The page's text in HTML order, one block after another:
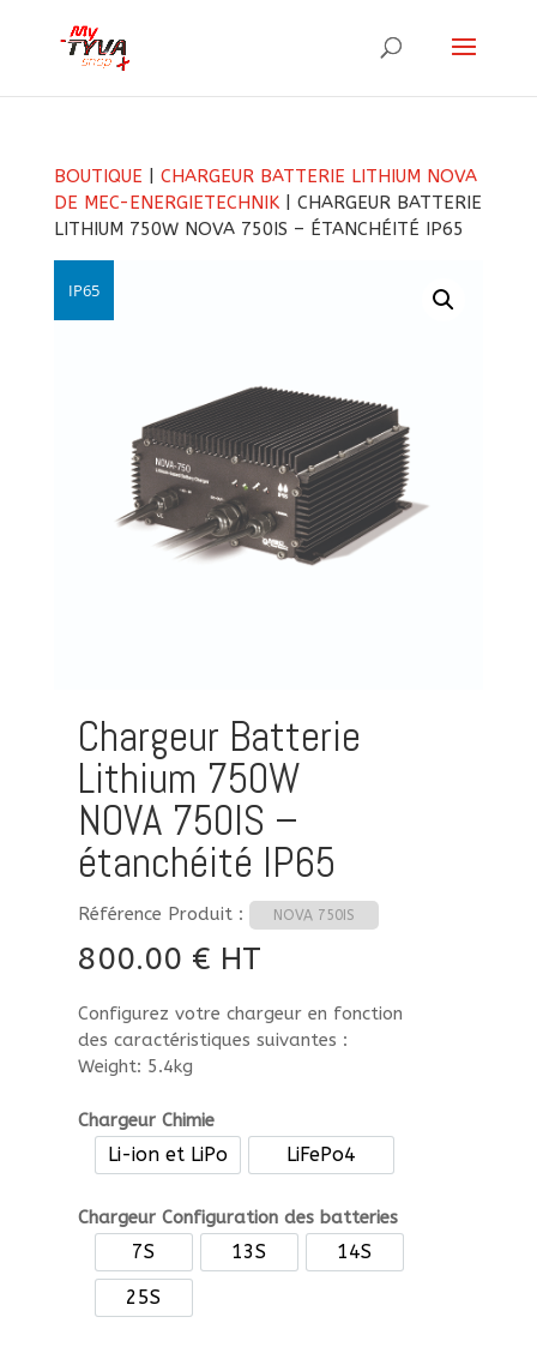
BOUTIQUE
CHARGEUR BATTERIE LITHIUM NOVA
DE MEC-ENERGIETECHNIK| CHARGEUR BATTERIE
LITHIUM 750W NOVA 750IS – ÉTANCHÉITÉ IP65
IP65
Chargeur Batterie
Lithium 750W
NOVA 750IS –
étanchéité IP65
Référence Produit : NOVA 750IS
800.00 € HT
Configurez votre chargeur en fonction
des caractéristiques suivantes :
Weight: 5.4kg
Chargeur Chimie
Li-ion et LiPo
Li-ion et LiPo
LiFePo4
LiFePo4
Chargeur Configuration des batteries
7S
7S
13S
13S
14S
14S
25S
25S